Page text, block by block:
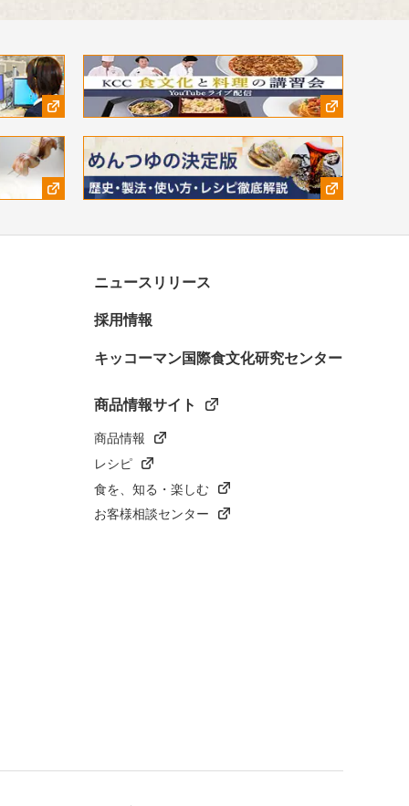
ニュースリリース
採用情報
キッコーマン国際食文化研究センター
商品情報サイト
商品情報
レシピ
食を、知る・楽しむ
お客様相談センター